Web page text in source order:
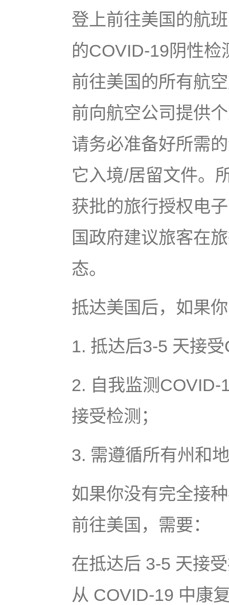
登上前往美国的航
的COVID-19阴性
前往美国的所有航
前向航空公司提供
请务必准备好所需
它入境/居留文件。
获批的旅行授权电
国政府建议旅客在
态。
抵达美国后，如果
1. 抵达后3-5 天接
2. 自我监测COVID-
接受检测；
3. 需遵循所有州和
如果你没有完全接
前往美国，需要：
在抵达后 3-5 天接
从 COVID-19 中康